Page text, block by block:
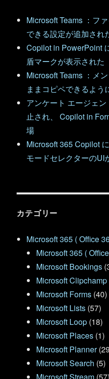
Microsoft Teams ：フ
できる設定が追加され
Copilot in PowerPoint
盾マークが表示された
Microsoft Teams ：メ
ままコピペできるよう
アンケート エージェ
止され、 Copilot in
場
Microsoft 365 Copilot
モードセレクターのUI
カテゴリー
Microsoft 365 ( Office
Microsoft 365 (
Microsoft Bookings
Microsoft Clipchamp
Microsoft Forms (40)
Microsoft Lists (57)
Microsoft Loop (18)
Microsoft Places (1)
Microsoft Planner
Microsoft Search (5)